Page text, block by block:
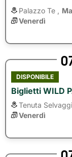
Palazzo Te ,
Venerdì
DISPONIBILE
Biglietti WILD
Tenuta
Venerdì